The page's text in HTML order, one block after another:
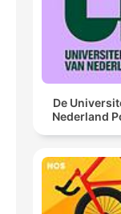
De
Nederland